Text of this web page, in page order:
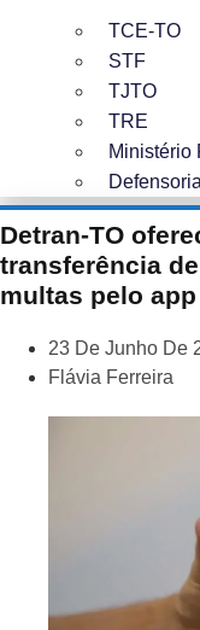
TCE-TO
STF
TJTO
TRE
Ministério
Defensoria
Detran-TO
transferência
multas pelo
23 De Junho De
Flávia Ferreira